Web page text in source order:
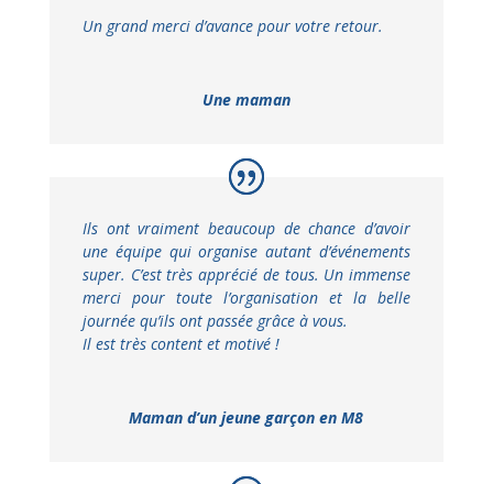
Un grand merci d’avance pour votre retour.
Une maman
Ils ont vraiment beaucoup de chance d’avoir
une équipe qui organise autant d’événements
super. C’est très apprécié de tous. Un immense
merci pour toute l’organisation et la belle
journée qu’ils ont passée grâce à vous.
Il est très content et motivé !
Maman d’un jeune garçon en M8